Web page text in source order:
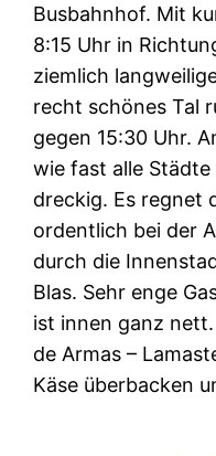
Busbahnhof. Mit
8:15 Uhr in
ziemlich
recht schönes Tal
gegen 15:30 Uhr.
wie fast alle
dreckig. Es regnet
ordentlich bei der
durch die
Blas. Sehr enge
ist innen ganz
de Armas –
Käse überbacken